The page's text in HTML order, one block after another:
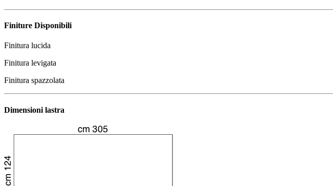
Finiture Disponibili
Finitura lucida
Finitura levigata
Finitura spazzolata
Dimensioni lastra